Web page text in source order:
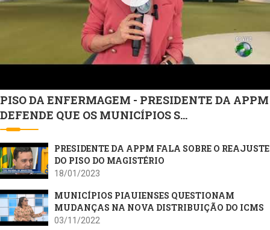
PISO DA ENFERMAGEM - PRESIDENTE DA APPM
DEFENDE QUE OS MUNICÍPIOS S...
PRESIDENTE DA APPM FALA SOBRE O REAJUSTE
DO PISO DO MAGISTÉRIO
18/01/2023
MUNICÍPIOS PIAUIENSES QUESTIONAM
MUDANÇAS NA NOVA DISTRIBUIÇÃO DO ICMS
03/11/2022